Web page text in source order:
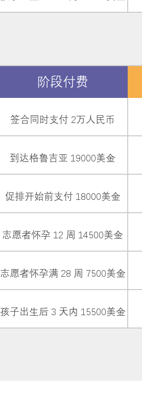
阶段付费
签合同时支付 2万人民币
到达格鲁吉亚 19000美金
促排开始前支付 18000美金
志愿者怀孕 12 周 14500美金
志愿者怀孕满 28 周 7500美金
孩子出生后 3 天内 15500美金